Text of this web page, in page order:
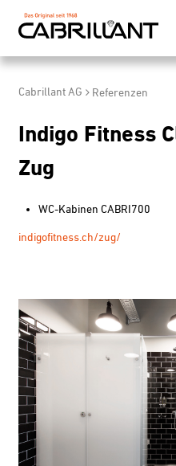
Cabrillant AG Referenzen
Indigo Fitness
Zug
WC-Kabinen CABRI700
indigofitness.ch/zug/